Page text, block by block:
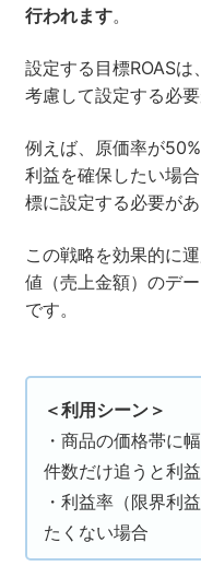
行われます。
設定する目標ROAS
考慮して設定する必要
例えば、原価率が
利益を確保したい場
標に設定する必要があ
この戦略を効果的に
値（売上金額）のデ
です。
＜利用シーン＞
・商品の価格帯に
件数だけ追うと利
・利益率（限界利
たくない場合